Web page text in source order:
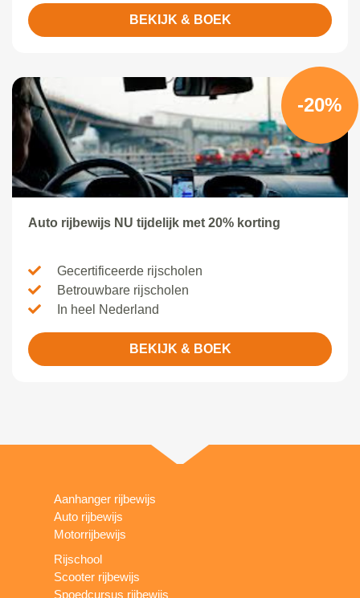
BEKIJK & BOEK
-20%
Auto rijbewijs NU tijdelijk met 20% korting
Gecertificeerde rijscholen
Betrouwbare rijscholen
In heel Nederland
BEKIJK & BOEK
Aanhanger rijbewijs
Auto rijbewijs
Motorrijbewijs
Rijschool
Scooter rijbewijs
Spoedcursus rijbewijs